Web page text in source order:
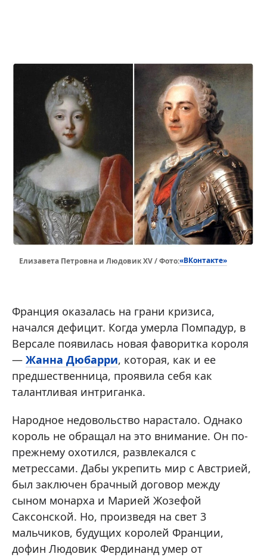
Елизавета Петровна и Людовик XV / Фото:«ВКонтакте»
Франция оказалась на грани кризиса,
начался дефицит. Когда умерла Помпадур, в
Версале появилась новая фаворитка короля
— Жанна Дюбарри, которая, как и ее
предшественница, проявила себя как
талантливая интриганка.
Народное недовольство нарастало. Однако
король не обращал на это внимание. Он по-
прежнему охотился, развлекался с
метрессами. Дабы укрепить мир с Австрией,
был заключен брачный договор между
сыном монарха и Марией Жозефой
Саксонской. Но, произведя на свет 3
мальчиков, будущих королей Франции,
дофин Людовик Фердинанд умер от